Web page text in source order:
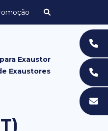
Exaustor
Exaustores